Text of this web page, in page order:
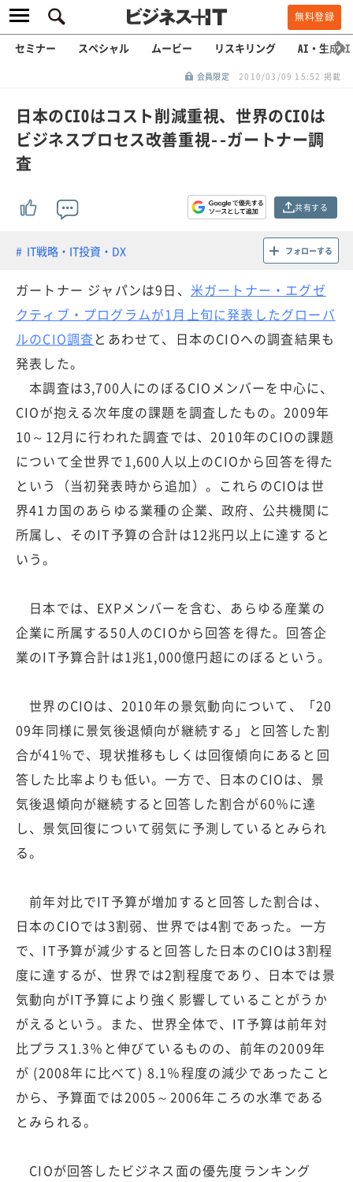
無料登録
セミナー スペシャル ムービー リスキリング AI・生成AI
会員限定 2010/03/09 15:52 掲載
日本のCIOはコスト削減重視、世界のCIOは
ビジネスプロセス改善重視--ガートナー調
査
共有する
IT戦略・IT投資・DX フォローする
ガートナー ジャパンは9日、 米ガートナー・エグゼ
クティブ・プログラムが1月上旬に発表したグローバ
ルのCIO調査 とあわせて、日本のCIOへの調査結果も
発表した。
本調査は3,700人にのぼるCIOメンバーを中心に、
CIOが抱える次年度の課題を調査したもの。2009年
10～12月に行われた調査では、2010年のCIOの課題
について全世界で1,600人以上のCIOから回答を得た
という（当初発表時から追加）。これらのCIOは世
界41カ国のあらゆる業種の企業、政府、公共機関に
所属し、そのIT予算の合計は12兆円以上に達すると
いう。
日本では、EXPメンバーを含む、あらゆる産業の
企業に所属する50人のCIOから回答を得た。回答企
業のIT予算合計は1兆1,000億円超にのぼるという。
世界のCIOは、2010年の景気動向について、「20
09年同様に景気後退傾向が継続する」と回答した割
合が41％で、現状推移もしくは回復傾向にあると回
答した比率よりも低い。一方で、日本のCIOは、景
気後退傾向が継続すると回答した割合が60％に達
し、景気回復について弱気に予測しているとみられ
る。
前年対比でIT予算が増加すると回答した割合は、
日本のCIOでは3割弱、世界では4割であった。一方
で、IT予算が減少すると回答した日本のCIOは3割程
度に達するが、世界では2割程度であり、日本では景
気動向がIT予算により強く影響していることがうか
がえるという。また、世界全体で、IT予算は前年対
比プラス1.3％と伸びているものの、前年の2009年
が (2008年に比べて) 8.1％程度の減少であったこと
から、予算面では2005～2006年ころの水準である
とみられる。
CIOが回答したビジネス面の優先度ランキング